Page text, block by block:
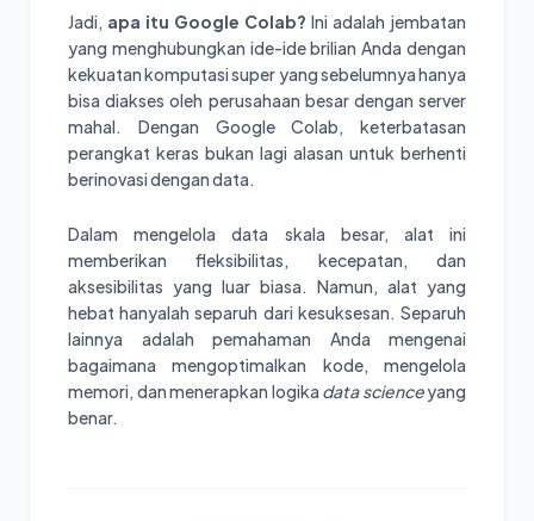
Jadi, apa itu Google Colab? Ini adalah jembatan
yang menghubungkan ide-ide brilian Anda dengan
kekuatan komputasi super yang sebelumnya hanya
bisa diakses oleh perusahaan besar dengan server
mahal. Dengan Google Colab, keterbatasan
perangkat keras bukan lagi alasan untuk berhenti
berinovasi dengan data.
Dalam mengelola data skala besar, alat ini
memberikan fleksibilitas, kecepatan, dan
aksesibilitas yang luar biasa. Namun, alat yang
hebat hanyalah separuh dari kesuksesan. Separuh
lainnya adalah pemahaman Anda mengenai
bagaimana mengoptimalkan kode, mengelola
memori, dan menerapkan logika data scienceyang
benar.